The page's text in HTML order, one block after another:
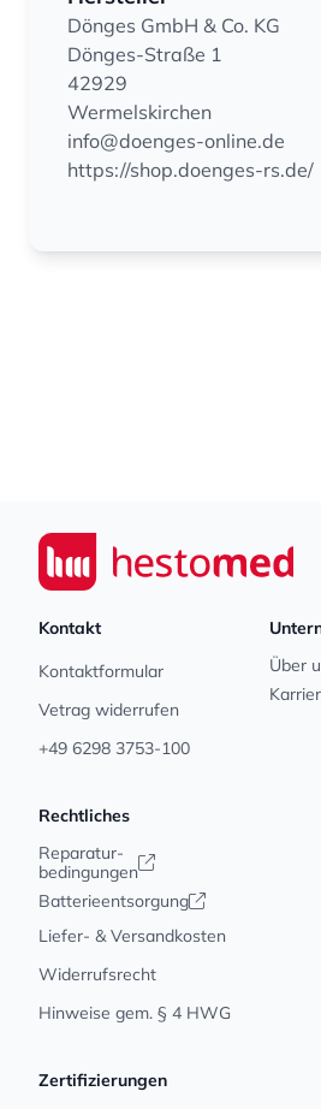
Dönges GmbH & Co. KG
Dönges-Straße 1
42929
Wermelskirchen
info@doenges-online.de
https://shop.doenges-rs.de/
Seiwert GmbH
Kontakt
Kontaktformular
Vetrag widerrufen
+49 6298 3753-100
Über
Rechtliches
Reparatur-
bedingungen
Batterieentsorgung
Liefer- & Versandkosten
Widerrufsrecht
Hinweise gem. § 4 HWG
Zertifizierungen